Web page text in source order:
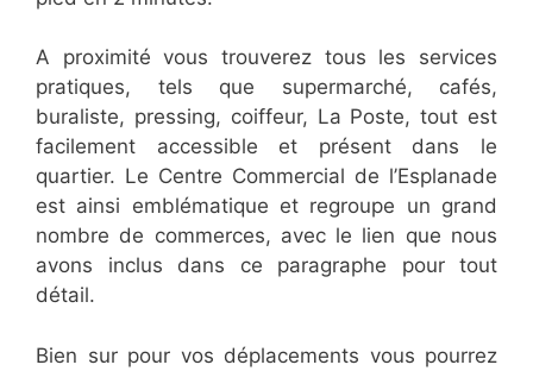
A proximité vous trouverez tous les services
pratiques, tels que supermarché, cafés,
buraliste, pressing, coiffeur, La Poste, tout est
facilement accessible et présent dans le
quartier. Le Centre Commercial de l’Esplanade
est ainsi emblématique et regroupe un grand
nombre de commerces, avec le lien que nous
avons inclus dans ce paragraphe pour tout
détail.
Bien sur pour vos déplacements vous pourrez